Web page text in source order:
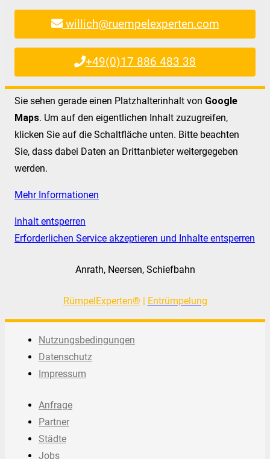
willich@ruempelexperten.com
+49(0)17 886 483 38
Sie sehen gerade einen Platzhalterinhalt von Google
Maps. Um auf den eigentlichen Inhalt zuzugreifen,
klicken Sie auf die Schaltfläche unten. Bitte beachten
Sie, dass dabei Daten an Drittanbieter weitergegeben
werden.
Mehr Informationen
Inhalt entsperren
Erforderlichen Service akzeptieren und Inhalte entsperren
Anrath, Neersen, Schiefbahn
RümpelExperten® Entrümpelung
Nutzungsbedingungen
Datenschutz
Impressum
Anfrage
Partner
Städte
Jobs